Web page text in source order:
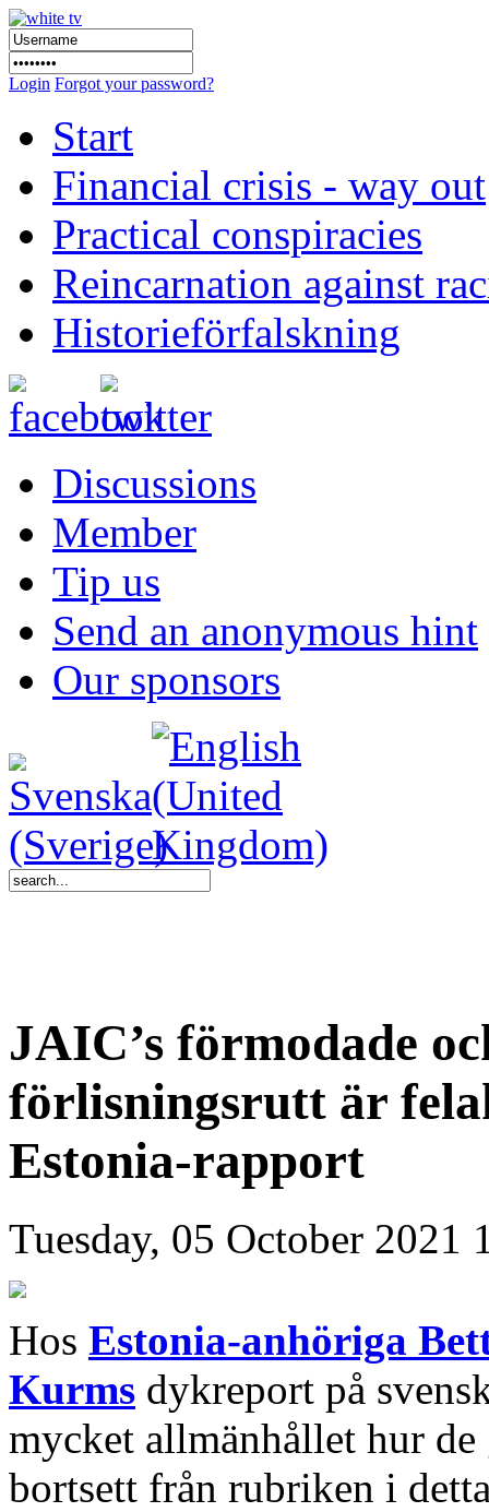
Login Forgot your password?
Start
Financial crisis - way out
Practical conspiracies
Reincarnation against
Historieförfalskning
Discussions
Member
Tip us
Send an anonymous hint
Our sponsors
JAIC’s förmodade
förlisningsrutt är
Estonia-rapport
Tuesday, 05 October 2021
Hos Estonia-anhöriga
Kurms dykreport på
mycket allmänhållet hur
bortsett från rubriken i